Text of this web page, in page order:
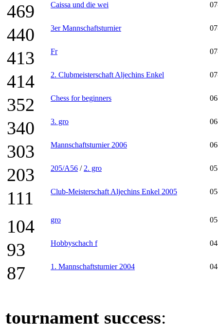
469 Caissa und die wei
440 3er Mannschaftsturnier
413 Fr
414 2. Clubmeisterschaft Aljechins Enkel
352 Chess for beginners
340 3. gro
303 Mannschaftsturnier 2006
203 205/A56 / 2. gro
111 Club-Meisterschaft Aljechins Enkel 2005
104 gro
93 Hobbyschach f
87 1. Mannschaftsturnier 2004
tournament success: